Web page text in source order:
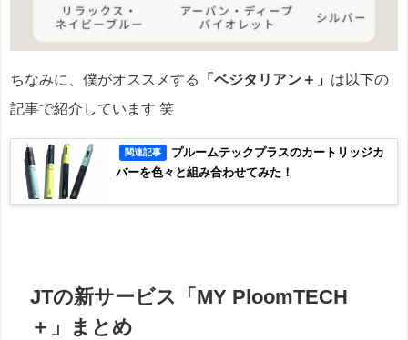
ちなみに、僕がオススメする 「ベジタリアン＋」 は以下の
記事で紹介しています 笑
関連記事
プルームテックプラスのカートリッジカ
バーを色々と組み合わせてみた！
JTの新サービス「MY PloomTECH
＋」まとめ